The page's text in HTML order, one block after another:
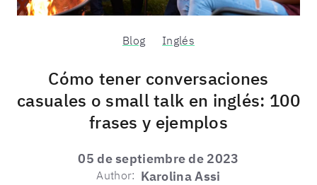
Blog Inglés
Cómo tener conversaciones
casuales o small talk en inglés: 100
frases y ejemplos
05 de septiembre de 2023
Author: Karolina Assi